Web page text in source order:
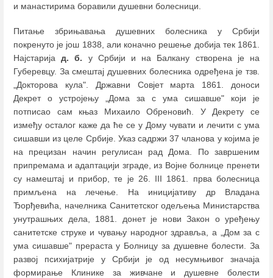
и манастирима боравили душевни болесници.
Питање збрињавања душевних болесника у Србији
покренуто je још 1838, али коначно решење добија тек 1861.
Најстаријад. б. у Србији и на Балкану створена је на
Губеревцу. За смештај душевних болесника одређена је тзв.
„Докторова кула". Државни Совјет марта 1861. доноси
Декрет о устројењу „Дома за с ума сишавше" који је
потписао сам књаз Михаило Обреновић. У Декрету се
између осталог каже да ће се у Дому чувати и лечити с ума
сишавши из целе Србије. Указ садржи 37 чланова у којима је
на прецизан начин регулисан рад Дома. По завршеним
припремама и адаптацији зграде, из Војне болнице пренети
су намештај и прибор, те је 26. III 1861. прва болесница
примљена на лечење. На иницијативу др Владана
Ђорђевића, начелника Санитетског одељења Министарства
унутрашњих дела, 1881. донет је нови Закон о уређењу
санитетске струке и чувању народног здравља, а „Дом за с
ума сишавше" прераста у Болницу за душевне болести. За
развој психијатрије у Србији је од несумњивог значаја
формирање Клинике за живчане и душевне болести